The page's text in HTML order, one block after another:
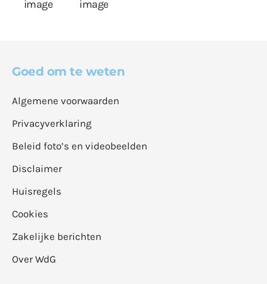
Goed om te weten
Algemene voorwaarden
Privacyverklaring
Beleid foto’s en videobeelden
Disclaimer
Huisregels
Cookies
Zakelijke berichten
Over WdG